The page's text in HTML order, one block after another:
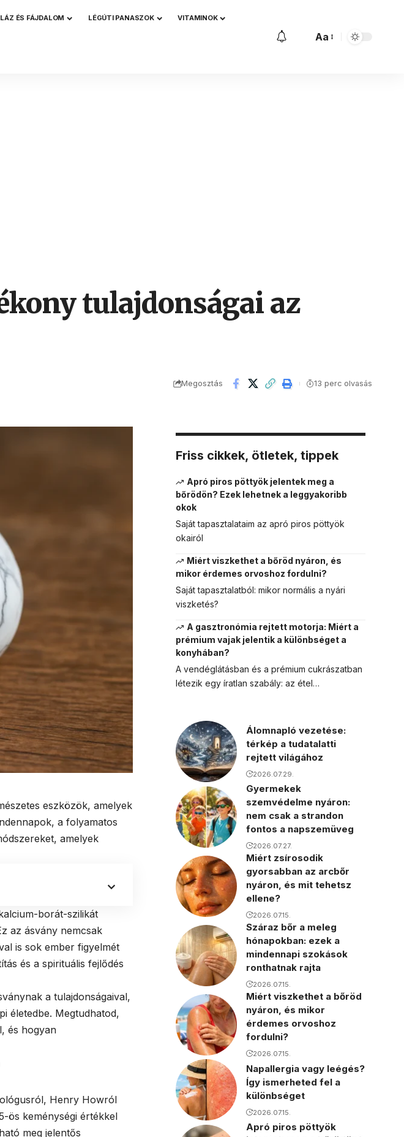
LÁZ ÉS FÁJDALOM LÉGÚTI PANASZOK VITAMINOK
Aa
tulajdonságai az
Megosztás 13 perc olvasás
eszközök, amelyek
a folyamatos
amelyek
borát-szilikát
az ásvány nemcsak
is sok ember figyelmét
és a spirituális fejlődés
a tulajdonságaival,
életedbe. Megtudhatod,
és hogyan
Henry Howról
ös keménységi értékkel
meg jelentős
Friss cikkek, ötletek, tippek
Apró piros pöttyök jelentek meg a
bőrödön? Ezek lehetnek a leggyakoribb
okok
Saját tapasztalataim az apró piros pöttyök
okairól
Miért viszkethet a bőröd nyáron, és
mikor érdemes orvoshoz fordulni?
Saját tapasztalatból: mikor normális a nyári
viszketés?
A gasztronómia rejtett motorja: Miért a
prémium vajak jelentik a különbséget a
konyhában?
A vendéglátásban és a prémium cukrászatban
létezik egy íratlan szabály: az étel…
Álomnapló vezetése:
térkép a tudatalatti
rejtett világához
2026.07.29.
Gyermekek
szemvédelme nyáron:
nem csak a strandon
fontos a napszemüveg
2026.07.27.
Miért zsírosodik
gyorsabban az arcbőr
nyáron, és mit tehetsz
ellene?
2026.07.15.
Száraz bőr a meleg
hónapokban: ezek a
mindennapi szokások
ronthatnak rajta
2026.07.15.
Miért viszkethet a bőröd
nyáron, és mikor
érdemes orvoshoz
fordulni?
2026.07.15.
Napallergia vagy leégés?
Így ismerheted fel a
különbséget
2026.07.15.
Apró piros pöttyök